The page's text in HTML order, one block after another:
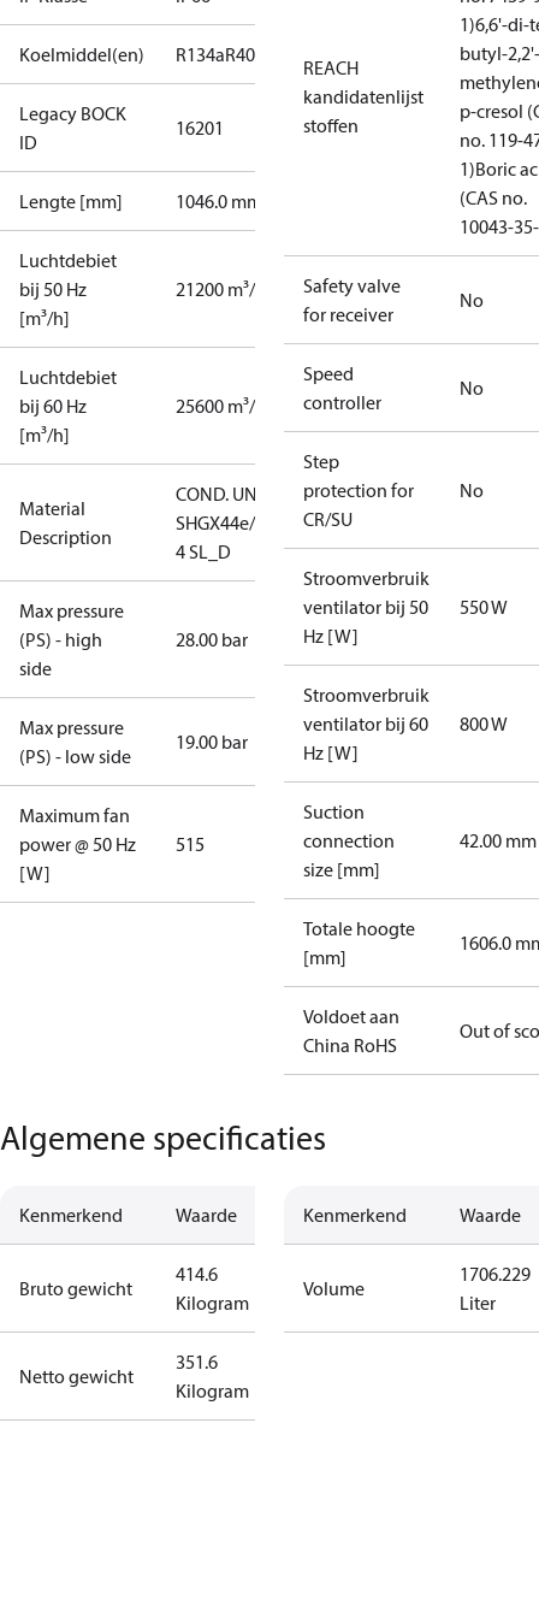
Koelmiddel(en) R134aR404A R449AR450A
Legacy BOCK
ID
16201
Lengte [mm] 1046.0 mm
Luchtdebiet
bij 50 Hz
[m³/h]
21200 m³/h
Luchtdebiet
bij 60 Hz
[m³/h]
25600 m³/h
Material
Description
COND. UNIT
SHGX44e/770-
4 SL_D
Max pressure
(PS) - high
side
28.00 bar
Max pressure
(PS) - low side
19.00 bar
Maximum fan
power @ 50 Hz
[W]
515
REACH
kandidatenlijst
stoffen
1)6,6'-di-
butyl-2,2'-
p-cresol
no. 119-
1)Boric
(CAS no.
10043-
Safety valve
for receiver
No
Speed
controller
No
Step
protection for
CR/SU
No
Stroomverbruik
ventilator bij 50
Hz [W]
550 W
Stroomverbruik
ventilator bij 60
Hz [W]
800 W
Suction
connection
size [mm]
42.00 mm
Totale hoogte
[mm]
1606.0
Voldoet aan
China RoHS
Out of
Algemene specificaties
Kenmerkend Waarde
Bruto gewicht
414.6
Kilogram
Netto gewicht
351.6
Kilogram
Kenmerkend Waarde
Volume
1706.229
Liter